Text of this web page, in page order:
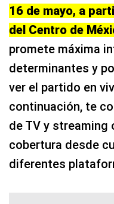
16 de mayo, a
del Centro de
promete máxima
determinantes y
ver el partido en
continuación, te
de TV y streaming
cobertura desde
diferentes